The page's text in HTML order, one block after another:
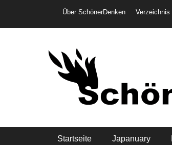
Header-Menü
Über SchönerDenken Verzeichnis
Hauptmenü
Startseite Japanuary